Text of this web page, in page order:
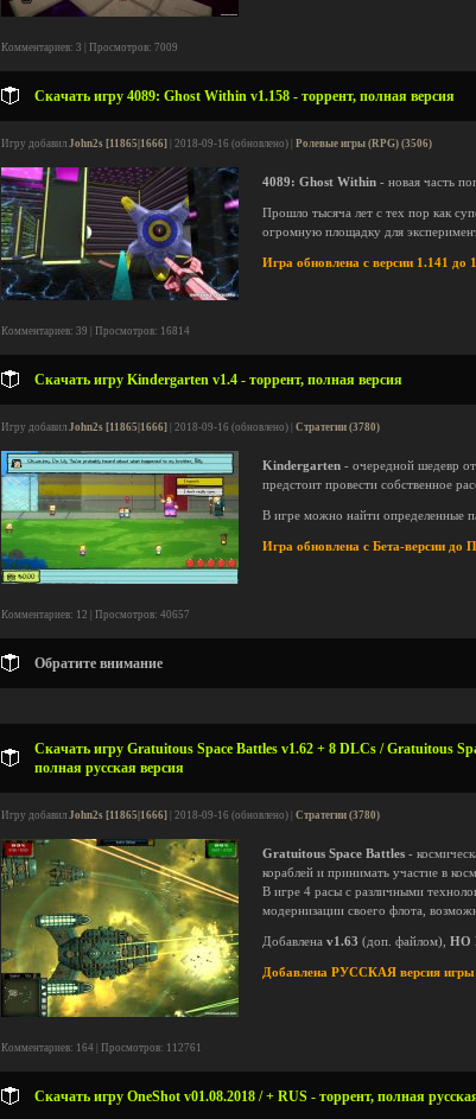
Комментариев: 3 | Просмотров: 7009
Скачать игру 4089: Ghost Within v1.158 - торрент, полная версия
Игру добавил John2s [11865|1666] | 2018-09-16 (обновлено) | Ролевые игры (RPG) (3506)
4089: Ghost Within - новая часть
Прошло тысяча лет с тех пор как
огромную площадку для
Игра обновлена с версии 1.141 до
Комментариев: 39 | Просмотров: 16814
Скачать игру Kindergarten v1.4 - торрент, полная версия
Игру добавил John2s [11865|1666] | 2018-09-16 (обновлено) | Стратегии (3780)
Kindergarten - очередной шедевр от
предстоит провести собственное
В игре можно найти определенные
Игра обновлена с Бета-версии
Комментариев: 12 | Просмотров: 40657
Обратите внимание
Скачать игру Gratuitous Space Battles v1.62 + 8 DLCs / Gratuitous
полная русская версия
Игру добавил John2s [11865|1666] | 2018-09-16 (обновлено) | Стратегии (3780)
Gratuitous Space Battles -
кораблей и принимать участие в
В игре 4 расы с различными
модернизации своего флота,
Добавлена v1.63 (доп. файлом), НО
Добавлена РУССКАЯ версия
Комментариев: 164 | Просмотров: 112761
Скачать игру OneShot v01.08.2018 / + RUS - торрент, полная